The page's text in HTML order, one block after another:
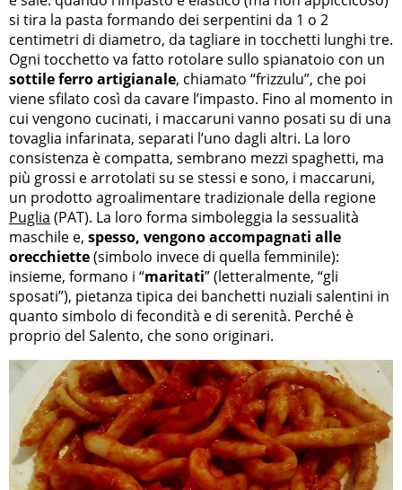
si tira la pasta formando dei serpentini da 1 o 2
centimetri di diametro, da tagliare in tocchetti lunghi tre.
Ogni tocchetto va fatto rotolare sullo spianatoio con un
sottile ferro artigianale, chiamato “frizzulu”, che poi
viene sfilato così da cavare l’impasto. Fino al momento in
cui vengono cucinati, i maccaruni vanno posati su di una
tovaglia infarinata, separati l’uno dagli altri. La loro
consistenza è compatta, sembrano mezzi spaghetti, ma
più grossi e arrotolati su se stessi e sono, i maccaruni,
un prodotto agroalimentare tradizionale della regione
Puglia (PAT). La loro forma simboleggia la sessualità
maschile e, spesso, vengono accompagnati alle
orecchiette(simbolo invece di quella femminile):
insieme, formano i “maritati” (letteralmente, “gli
sposati”), pietanza tipica dei banchetti nuziali salentini in
quanto simbolo di fecondità e di serenità. Perché è
proprio del Salento, che sono originari.